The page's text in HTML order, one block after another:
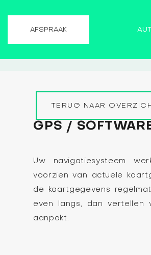
AFSPRAAK
TERUG NAAR
GPS /
Uw navigatiesysteem
voorzien van actuele
de kaartgegevens
even langs, dan
aanpakt.